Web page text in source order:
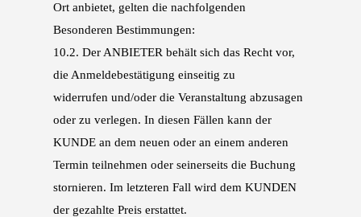
Ort anbietet, gelten die nachfolgenden
Besonderen Bestimmungen:
10.2. Der ANBIETER behält sich das Recht vor,
die Anmeldebestätigung einseitig zu
widerrufen und/oder die Veranstaltung abzusagen
oder zu verlegen. In diesen Fällen kann der
KUNDE an dem neuen oder an einem anderen
Termin teilnehmen oder seinerseits die Buchung
stornieren. Im letzteren Fall wird dem KUNDEN
der gezahlte Preis erstattet.